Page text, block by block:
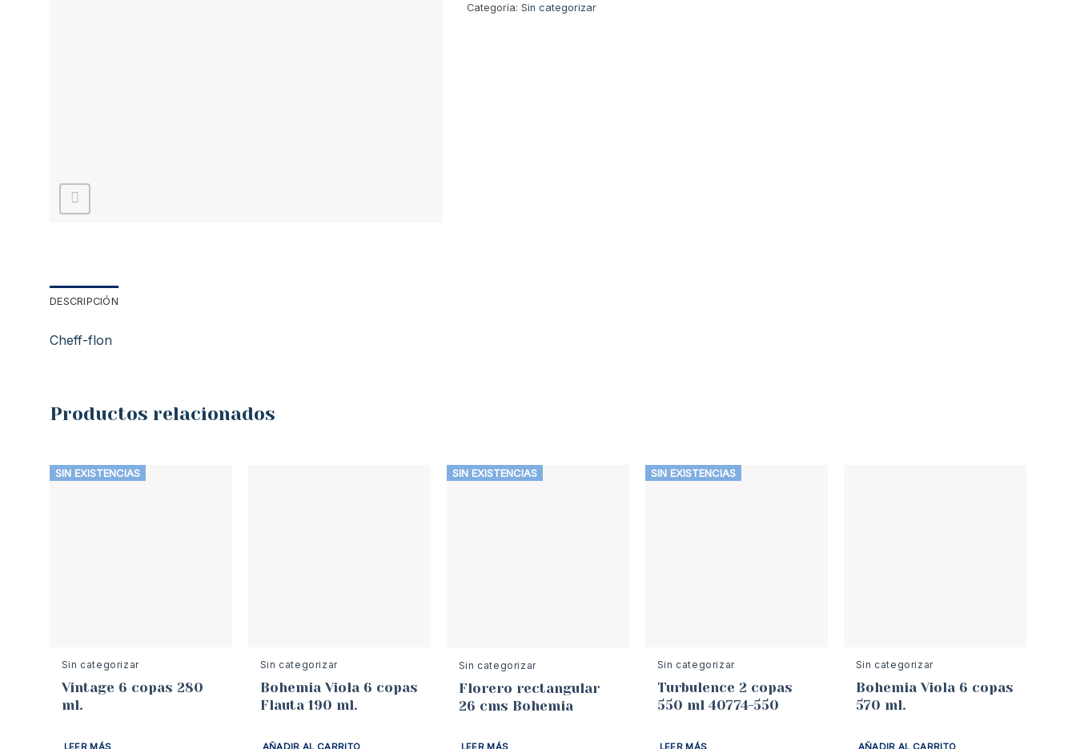
Categoría: Sin categorizar
DESCRIPCIÓN
Cheff-flon
Productos relacionados
SIN EXISTENCIAS
Sin categorizar
Vintage 6 copas 280
ml.
LEER MÁS
Sin categorizar
Bohemia Viola 6 copas
Flauta 190 ml.
AÑADIR AL CARRITO
SIN EXISTENCIAS
Sin categorizar
Florero rectangular
26 cms Bohemia
SIN EXISTENCIAS
Sin categorizar
Turbulence 2 copas
550 ml 40774-550
LEER MÁS
Sin categorizar
Bohemia Viola 6 copas
570 ml.
AÑADIR AL CARRITO